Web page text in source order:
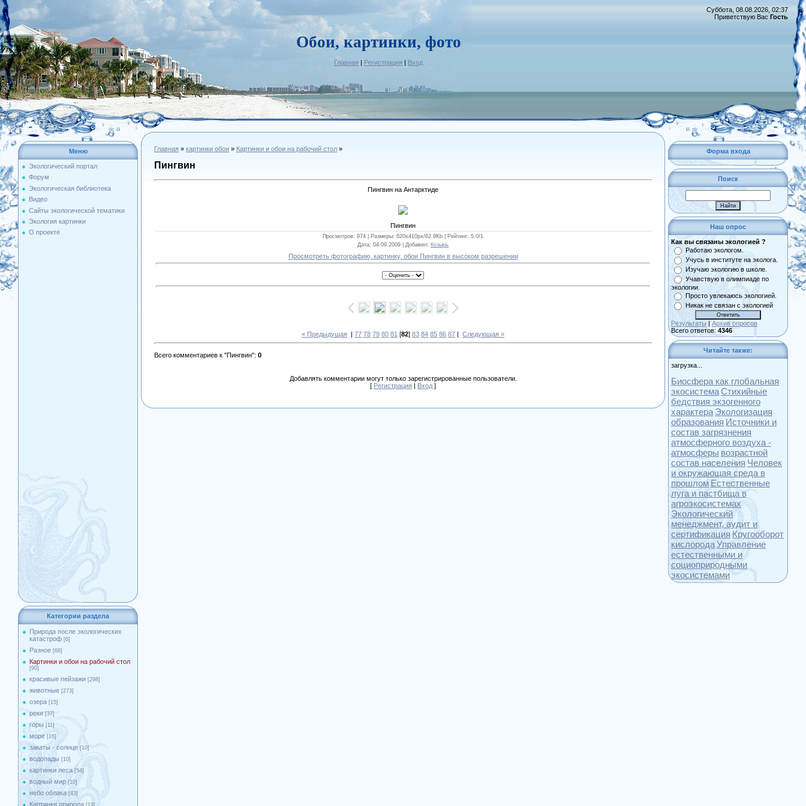
Обои, картинки, фото
Главная | Регистрация | Вход
Суббота, 08.08.2026, 02:37
Приветствую Вас Гость
Меню
Экологический портал
Форум
Экологическая библиотека
Видео
Сайты экологической тематики
Экология картинки
О проекте
Категории раздела
Природа после экологических
катастроф [6]
Разное [68]
Картинки и обои на рабочий стол
[90]
красивые пейзажи [298]
животные [273]
озера [15]
реки [37]
горы [11]
море [16]
закаты - солнце [10]
водопады [10]
картинки леса [54]
водный мир [10]
небо облака [43]
Картинки природа [19]
Главная » картинки обои » Картинки и обои на рабочий стол »
Пингвин
Пингвин на Антарктиде
Пингвин
Просмотров: 974 | Размеры: 620x410px/62.9Kb | Рейтинг: 5.0/1
Дата: 04.09.2009 | Добавил: Козырь
Просмотреть фотографию, картинку, обои Пингвин в высоком разрешении
« Предыдущая | 77 78 79 80 81 [82] 83 84 85 86 87 | Следующая »
Всего комментариев к "Пингвин": 0
Добавлять комментарии могут только зарегистрированные пользователи.
[ Регистрация | Вход ]
Форма входа
Поиск
Наш опрос
Как вы связаны экологией ?
Работаю экологом.
Учусь в институте на эколога.
Изучаю экологию в школе.
Учавствую в олимпиаде по
экологии.
Просто увлекаюсь экологией.
Никак не связан с экологией
Результаты | Архив опросов
Всего ответов: 4346
Читайте также:
загрузка...
Биосфера как глобальная
экосистемаСтихийные
бедствия экзогенного
характера Экологизация
образования Источники и
состав загрязнения
атмосферного воздуха -
атмосферы возрастной
состав населения Человек
и окружающая среда в
прошлом Естественные
луга и пастбища в
агроэкосистемах
Экологический
менеджмент, аудит и
сертификацияКругооборот
кислородаУправление
естественными и
социоприродными
экосистемами